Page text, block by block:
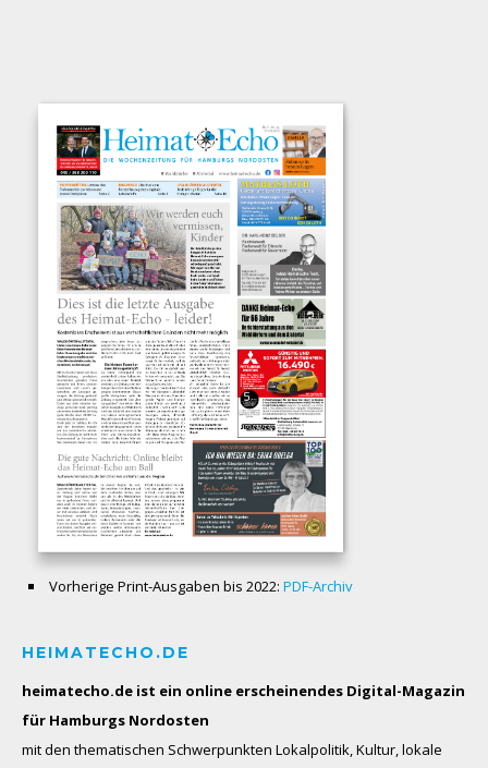
Vorherige Print-Ausgaben bis 2022: PDF-Archiv
HEIMATECHO.DE
heimatecho.de ist ein online erscheinendes Digital-Magazin
für Hamburgs Nordosten
mit den thematischen Schwerpunkten Lokalpolitik, Kultur, lokale